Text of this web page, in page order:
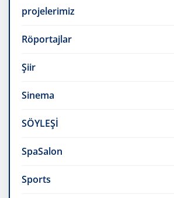
projelerimiz
Röportajlar
Şiir
Sinema
SÖYLEŞİ
SpaSalon
Sports